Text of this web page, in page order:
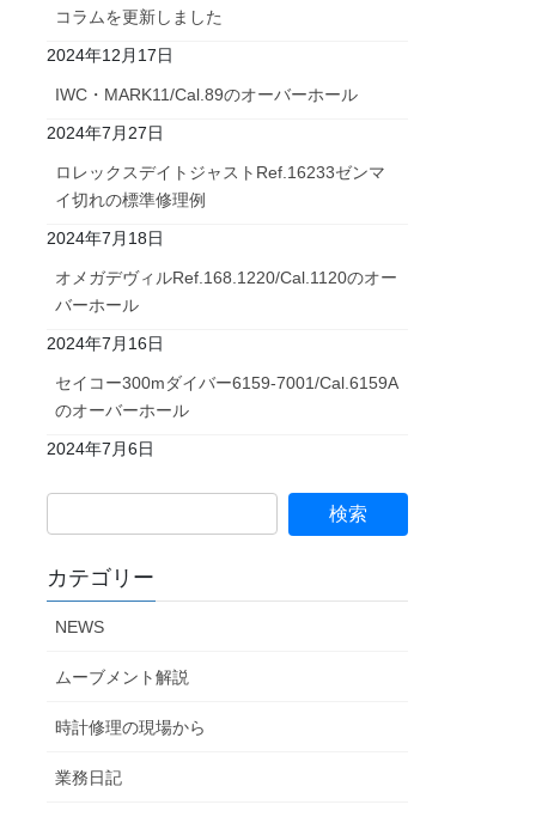
コラムを更新しました
2024年12月17日
IWC・MARK11/Cal.89のオーバーホール
2024年7月27日
ロレックスデイトジャストRef.16233ゼンマ
イ切れの標準修理例
2024年7月18日
オメガデヴィルRef.168.1220/Cal.1120のオー
バーホール
2024年7月16日
セイコー300mダイバー6159-7001/Cal.6159A
のオーバーホール
2024年7月6日
カテゴリー
NEWS
ムーブメント解説
時計修理の現場から
業務日記